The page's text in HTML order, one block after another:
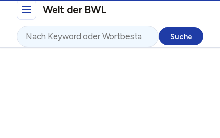
Direkt zum InhaltWelt der BWL
Suche